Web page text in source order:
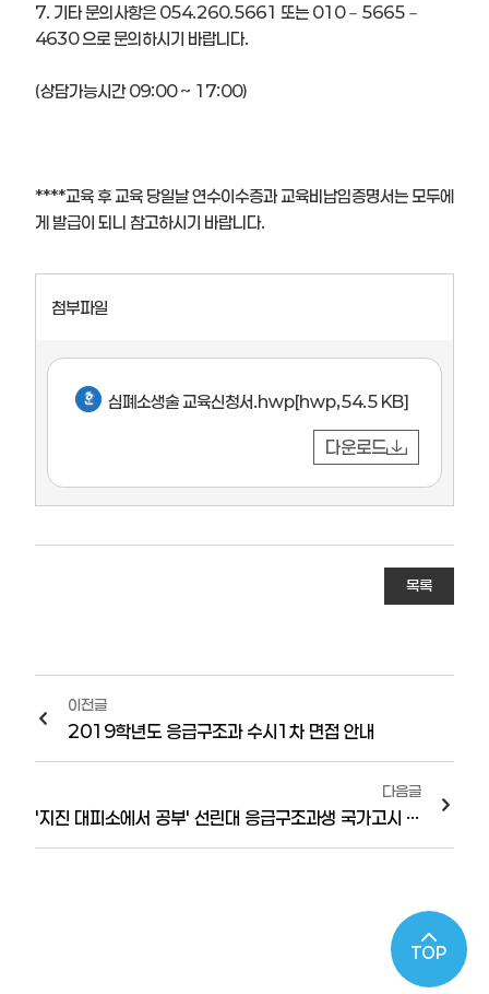
7. 기타 문의사항은 054.260.5661 또는 010－5665－
4630 으로 문의하시기 바랍니다.
(상담가능시간 09:00 ~ 17:00)
****교육 후 교육 당일날 연수이수증과 교육비납입증명서는 모두에
게 발급이 되니 참고하시기 바랍니다.
첨부파일
심폐소생술 교육신청서.hwp[hwp,54.5 KB]
다운로드
목록
이전글
2019학년도 응급구조과 수시1차 면접 안내
다음글
'지진 대피소에서 공부' 선린대 응급구조과생 국가고시 4년연속 100% 합격
TOP